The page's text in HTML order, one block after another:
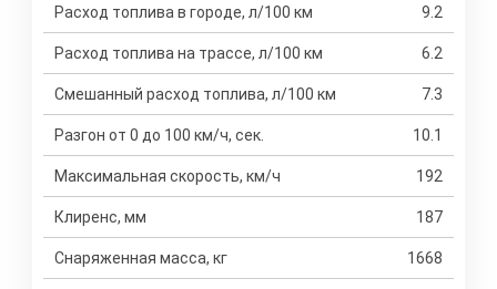
Расход топлива в городе, л/100 км 9.2
Расход топлива на трассе, л/100 км 6.2
Смешанный расход топлива, л/100 км 7.3
Разгон от 0 до 100 км/ч, сек. 10.1
Максимальная скорость, км/ч 192
Клиренс, мм 187
Снаряженная масса, кг 1668